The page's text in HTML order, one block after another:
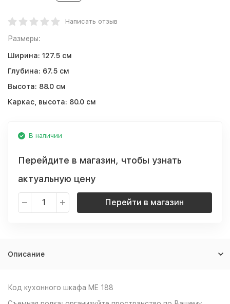
Написать отзыв
Размеры:
Ширина: 127.5 см
Глубина: 67.5 см
Высота: 88.0 см
Каркас, высота: 80.0 см
В наличии
Перейдите в магазин, чтобы узнать
актуальную цену
Перейти в магазин
Описание
Код кухонного шкафа ME 188